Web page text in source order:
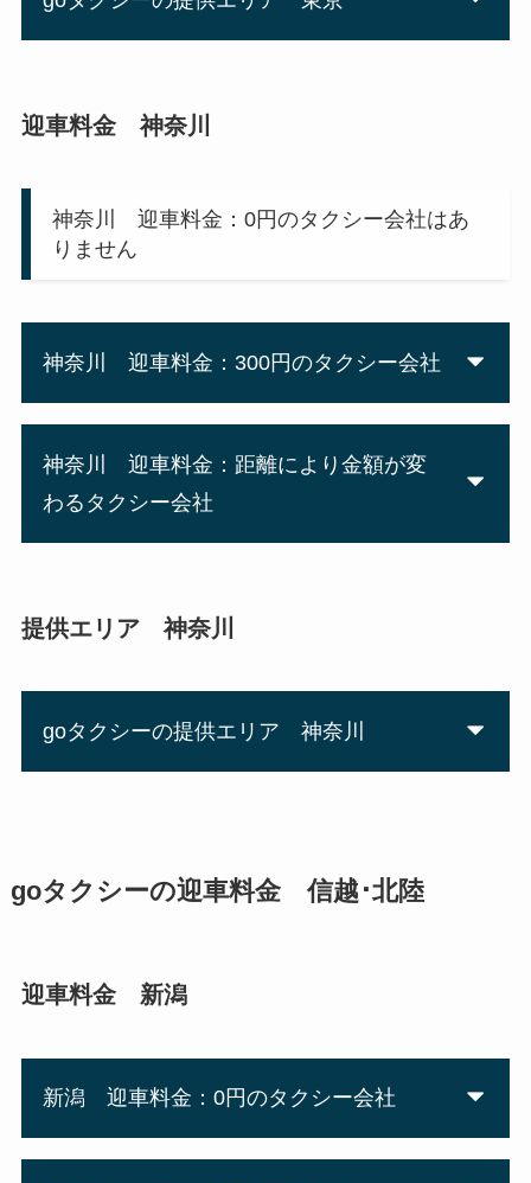
迎車料金 神奈川
神奈川 迎車料金：0円のタクシー会社はあ
りません
神奈川 迎車料金：300円のタクシー会社
神奈川 迎車料金：距離により金額が変
わるタクシー会社
提供エリア 神奈川
goタクシーの提供エリア 神奈川
goタクシーの迎車料金 信越･北陸
迎車料金 新潟
新潟 迎車料金：0円のタクシー会社